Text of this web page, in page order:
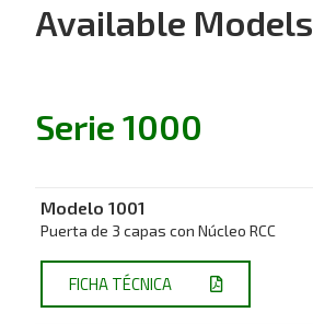
Available Models
Serie 1000
Modelo 1001
Puerta de 3 capas con Núcleo RCC
FICHA TÉCNICA